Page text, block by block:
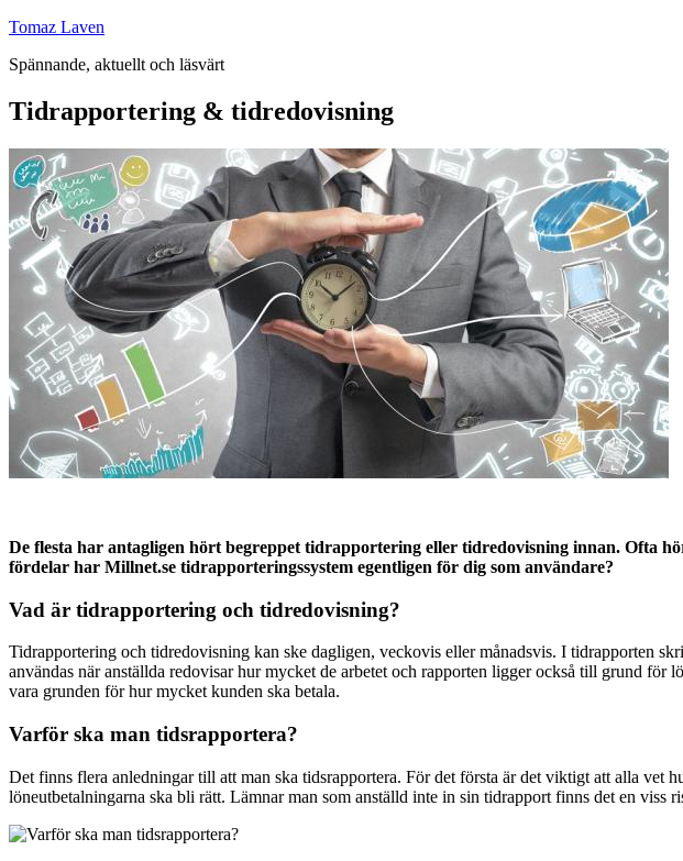
Hoppa
innehåll
Tomaz Laven
Spännande, aktuellt och läsvärt
Tidrapportering & tidredovisning
De flesta har antagligen hört begreppet tidrapportering eller tidredovisning innan. Ofta
fördelar har Millnet.se tidrapporteringssystem egentligen för dig som användare?
Vad är tidrapportering och tidredovisning?
Tidrapportering och tidredovisning kan ske dagligen, veckovis eller månadsvis. I tidrapporten
användas när anställda redovisar hur mycket de arbetet och rapporten ligger också till grund
vara grunden för hur mycket kunden ska betala.
Varför ska man tidsrapportera?
Det finns flera anledningar till att man ska tidsrapportera. För det första är det viktigt att alla
löneutbetalningarna ska bli rätt. Lämnar man som anställd inte in sin tidrapport finns det en viss